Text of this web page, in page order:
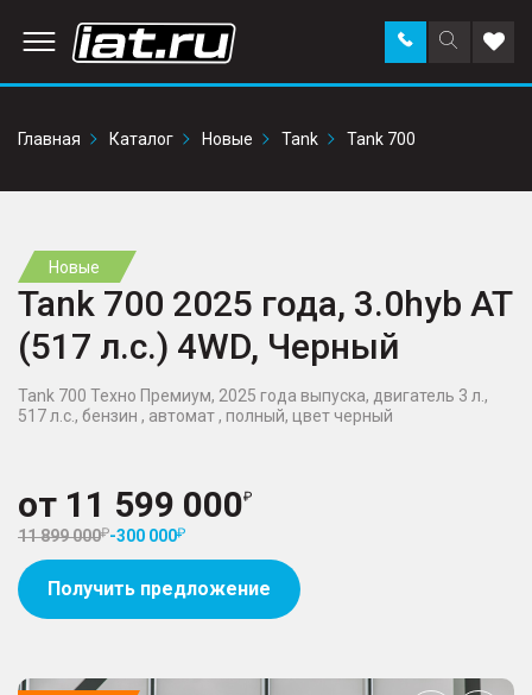
Поиск
по
Заказать
звонок в
Главная
Каталог Новые Tank Tank 700
Новые
Tank 700 2025 года, 3.0hyb AT
(517 л.с.) 4WD, Черный
Tank 700 Техно Премиум, 2025 года выпуска, двигатель 3 л.,
517 л.с., бензин , автомат , полный, цвет черный
от 11 599 000
11 899 000 -300 000
Получить предложение